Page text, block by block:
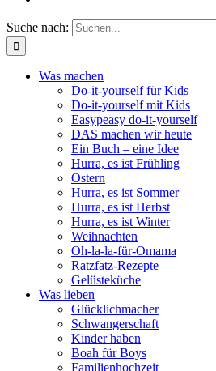
Suche nach:
Was machen
Do-it-yourself für Kids
Do-it-yourself mit Kids
Easypeasy do-it-yourself
DAS machen wir heute
Ein Buch – eine Idee
Hurra, es ist Frühling
Ostern
Hurra, es ist Sommer
Hurra, es ist Herbst
Hurra, es ist Winter
Weihnachten
Oh-la-la-für-Omama
Ratzfatz-Rezepte
Gelüsteküche
Was lieben
Glücklichmacher
Schwangerschaft
Kinder haben
Boah für Boys
Familienhochzeit